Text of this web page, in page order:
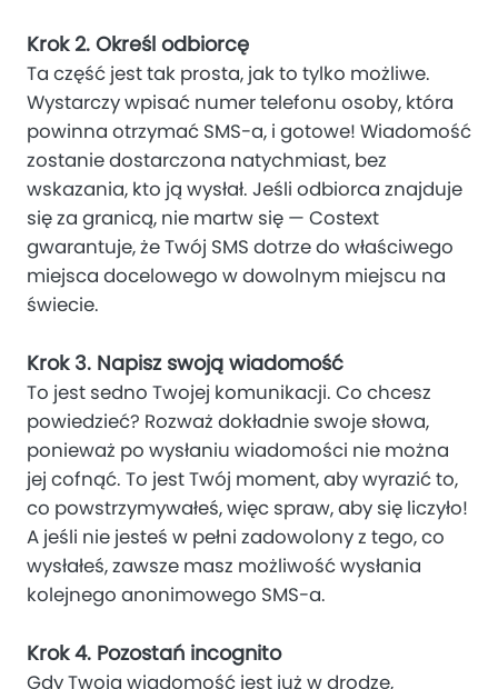
Krok 2. Określ odbiorcę
Ta część jest tak prosta, jak to tylko możliwe.
Wystarczy wpisać numer telefonu osoby, która
powinna otrzymać SMS-a, i gotowe! Wiadomość
zostanie dostarczona natychmiast, bez
wskazania, kto ją wysłał. Jeśli odbiorca znajduje
się za granicą, nie martw się — Costext
gwarantuje, że Twój SMS dotrze do właściwego
miejsca docelowego w dowolnym miejscu na
świecie.
Krok 3. Napisz swoją wiadomość
To jest sedno Twojej komunikacji. Co chcesz
powiedzieć? Rozważ dokładnie swoje słowa,
ponieważ po wysłaniu wiadomości nie można
jej cofnąć. To jest Twój moment, aby wyrazić to,
co powstrzymywałeś, więc spraw, aby się liczyło!
A jeśli nie jesteś w pełni zadowolony z tego, co
wysłałeś, zawsze masz możliwość wysłania
kolejnego anonimowego SMS-a.
Krok 4. Pozostań incognito
Gdy Twoja wiadomość jest już w drodze,